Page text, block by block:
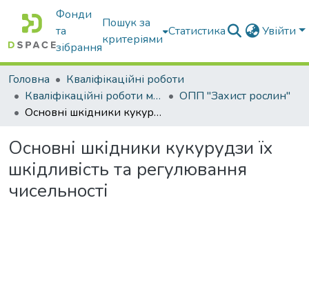
Фонди
та
зібрання
Пошук за
критеріями
Статистика Увійти
Головна
Кваліфікаційні роботи
Кваліфікаційні роботи магістрів
ОПП "Захист рослин"
Основні шкідники кукурудзи їх шкідливість та регулювання чисельності
Основні шкідники кукурудзи їх
шкідливість та регулювання
чисельності